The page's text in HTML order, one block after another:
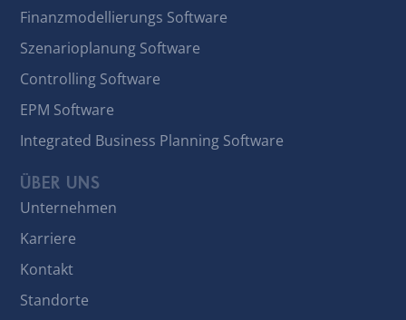
Finanzmodellierungs Software
Szenarioplanung Software
Controlling Software
EPM Software
Integrated Business Planning Software
ÜBER UNS
Unternehmen
Karriere
Kontakt
Standorte